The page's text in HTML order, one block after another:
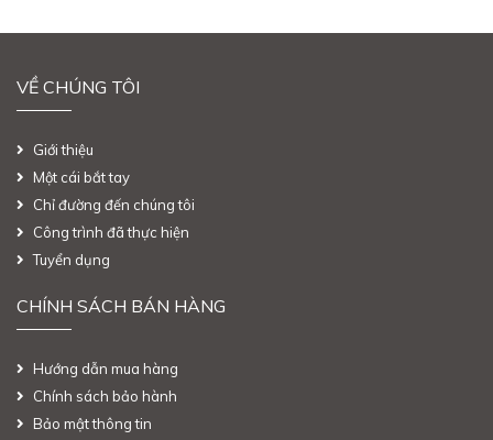
VỀ CHÚNG TÔI
Giới thiệu
Một cái bắt tay
Chỉ đường đến chúng tôi
Công trình đã thực hiện
Tuyển dụng
CHÍNH SÁCH BÁN HÀNG
Hướng dẫn mua hàng
Chính sách bảo hành
Bảo mật thông tin